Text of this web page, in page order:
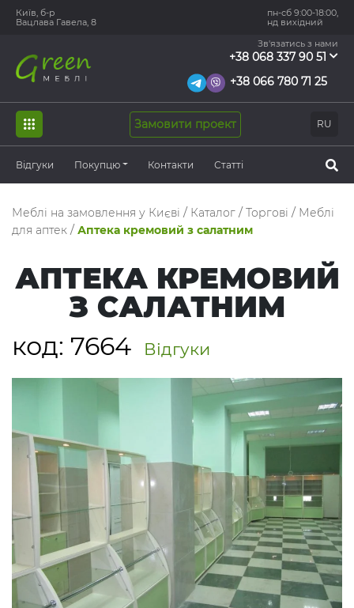
Київ, б-р
Вацлава Гавела, 8
пн-сб 9:00-18:00,
нд вихідний
Зв'язатись з нами
+38 068 337 90 51
+38 066 780 71 25
RU
Замовити проект
Відгуки Покупцю Контакти Статті
Меблі на замовлення у Києві / Каталог / Торгові / Меблі
для аптек / Аптека кремовий з салатним
АПТЕКА КРЕМОВИЙ
З САЛАТНИМ
код: 7664 Відгуки